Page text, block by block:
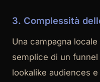
3. Complessità
Una campagna
semplice di un
lookalike audiences